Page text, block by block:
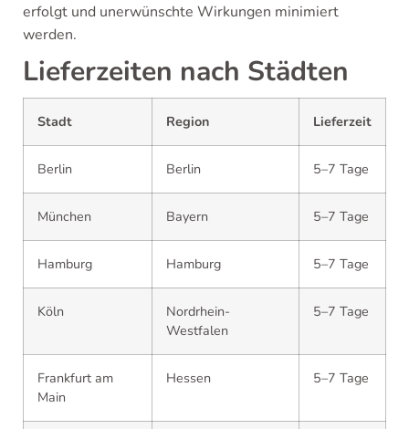
erfolgt und unerwünschte Wirkungen minimiert
werden.
Lieferzeiten nach Städten
Stadt Region Lieferzeit
Berlin Berlin 5–7 Tage
München Bayern 5–7 Tage
Hamburg Hamburg 5–7 Tage
Köln
Nordrhein-
Westfalen
5–7 Tage
Frankfurt am
Main
Hessen 5–7 Tage